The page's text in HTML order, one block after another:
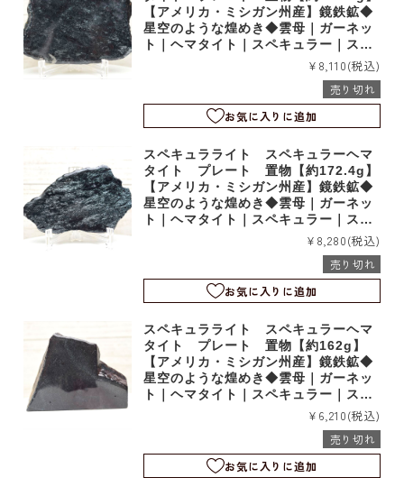
【アメリカ・ミシガン州産】鏡鉄鉱◆
星空のような煌めき◆雲母｜ガーネッ
ト｜ヘマタイト｜スペキュラー｜スラ
¥8,110(税込)
売り切れ
お気に入りに追加
スペキュラライト スペキュラーヘマ
タイト プレート 置物【約172.4g】
【アメリカ・ミシガン州産】鏡鉄鉱◆
星空のような煌めき◆雲母｜ガーネッ
ト｜ヘマタイト｜スペキュラー｜スラ
¥8,280(税込)
売り切れ
お気に入りに追加
スペキュラライト スペキュラーヘマ
タイト プレート 置物【約162g】
【アメリカ・ミシガン州産】鏡鉄鉱◆
星空のような煌めき◆雲母｜ガーネッ
ト｜ヘマタイト｜スペキュラー｜スラ
¥6,210(税込)
売り切れ
お気に入りに追加